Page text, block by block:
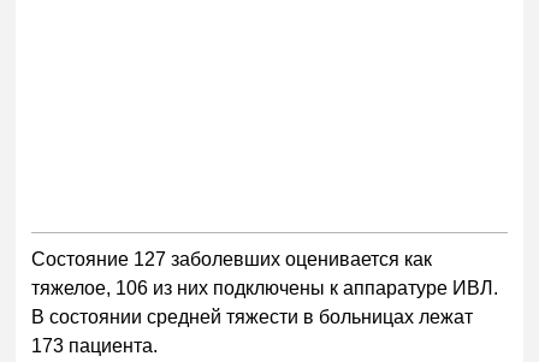
Состояние 127 заболевших оценивается как
тяжелое, 106 из них подключены к аппаратуре ИВЛ.
В состоянии средней тяжести в больницах лежат
173 пациента.